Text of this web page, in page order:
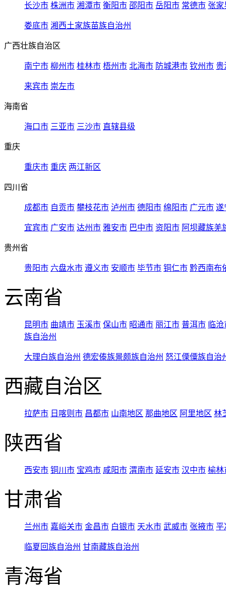
长沙市 株洲市 湘潭市 衡阳市 邵阳市 岳阳市 常德市 张家
娄底市 湘西土家族苗族自治州
广西壮族自治区
南宁市 柳州市 桂林市 梧州市 北海市 防城港市 钦州市 贵
来宾市 崇左市
海南省
海口市 三亚市 三沙市 直辖县级
重庆
重庆市 重庆 两江新区
四川省
成都市 自贡市 攀枝花市 泸州市 德阳市 绵阳市 广元市 遂
宜宾市 广安市 达州市 雅安市 巴中市 资阳市 阿坝藏族羌
贵州省
贵阳市 六盘水市 遵义市 安顺市 毕节市 铜仁市 黔西南布
云南省
昆明市 曲靖市 玉溪市 保山市 昭通市 丽江市 普洱市 临
族自治州
大理白族自治州 德宏傣族景颇族自治州 怒江傈僳族自治
西藏自治区
拉萨市 日喀则市 昌都市 山南地区 那曲地区 阿里地区 林
陕西省
西安市 铜川市 宝鸡市 咸阳市 渭南市 延安市 汉中市 榆林
甘肃省
兰州市 嘉峪关市 金昌市 白银市 天水市 武威市 张掖市 平
临夏回族自治州 甘南藏族自治州
青海省